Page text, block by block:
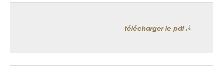
télécharger le pdf